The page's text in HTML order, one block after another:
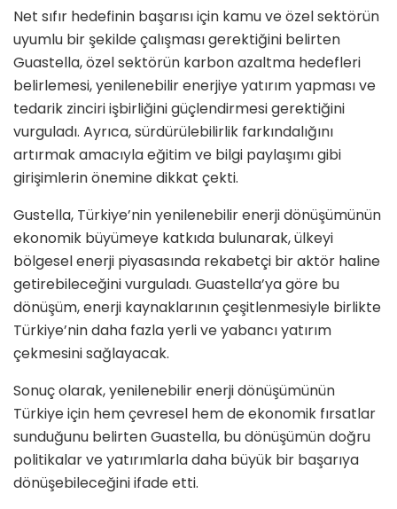
Net sıfır hedefinin başarısı için kamu ve özel sektörün
uyumlu bir şekilde çalışması gerektiğini belirten
Guastella, özel sektörün karbon azaltma hedefleri
belirlemesi, yenilenebilir enerjiye yatırım yapması ve
tedarik zinciri işbirliğini güçlendirmesi gerektiğini
vurguladı. Ayrıca, sürdürülebilirlik farkındalığını
artırmak amacıyla eğitim ve bilgi paylaşımı gibi
girişimlerin önemine dikkat çekti.
Gustella, Türkiye’nin yenilenebilir enerji dönüşümünün
ekonomik büyümeye katkıda bulunarak, ülkeyi
bölgesel enerji piyasasında rekabetçi bir aktör haline
getirebileceğini vurguladı. Guastella’ya göre bu
dönüşüm, enerji kaynaklarının çeşitlenmesiyle birlikte
Türkiye’nin daha fazla yerli ve yabancı yatırım
çekmesini sağlayacak.
Sonuç olarak, yenilenebilir enerji dönüşümünün
Türkiye için hem çevresel hem de ekonomik fırsatlar
sunduğunu belirten Guastella, bu dönüşümün doğru
politikalar ve yatırımlarla daha büyük bir başarıya
dönüşebileceğini ifade etti.